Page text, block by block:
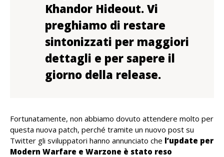
Khandor Hideout. Vi
preghiamo di restare
sintonizzati per maggiori
dettagli e per sapere il
giorno della release.
Fortunatamente, non abbiamo dovuto attendere molto per
questa nuova patch, perché tramite un nuovo post su
Twitter gli sviluppatori hanno annunciato che l’update per
Modern Warfare e Warzone è stato reso